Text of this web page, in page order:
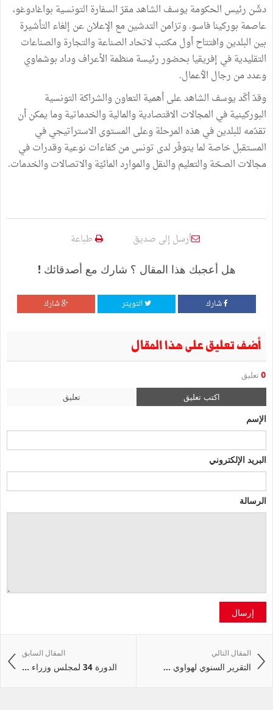
دشّن رئيس الحكومة يوسف الشاهد مقرّ السفارة التونسية بواغادوغو،
عاصمة بوركينا فاسو. وتزامن التدشين مع الإعلان عن إلغاء التأشيرة
بين البلدين وافتتاح أول مكتب لاتحاد الصناعة والتجارة والصناعات
التقليدية في إفريقيا بحضور رئيسة منظمة الأعراف وداد بوشماوي
وعدد من رجال الٲعمال.
وقدّ أكّد يوسف الشاهد على أهمية التعاون والشراكة التونسية
البوركينية في المجالات الاقتصادية والمالية والخدماتية وما يمكن أن
تقدّمه للبلدين في هذه المرحلة وعلى المستوى الاستراتيجي في
المستقبل خاصة لما يتوفّر لدى تونس من كفاءات نوعية وقدرات في
مجالات الصحّة والتعليم والنقل والموارد المائيّة والاتصالات والخدمات.
أرسل إلى صديق طباعة
هل أعجبك هذا المقال ؟ شارك مع أصدقائك !
شارك التويتر شارك
أضف تعليق على هذا المقال
0 تعليق
اكتب تعليق تعليق
الإسم
البريد الإلكتروني
الرسالة
إرسال
المقال السابق
الدورة 34 لمجلس وزراء ...
المقال التالي
التقرير السنوي لهواوي ...